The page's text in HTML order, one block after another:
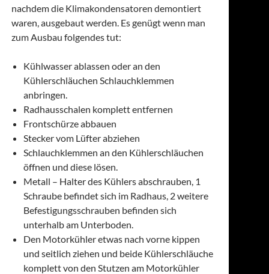
nachdem die Klimakondensatoren demontiert
waren, ausgebaut werden. Es genügt wenn man
zum Ausbau folgendes tut:
Kühlwasser ablassen oder an den
Kühlerschläuchen Schlauchklemmen
anbringen.
Radhausschalen komplett entfernen
Frontschürze abbauen
Stecker vom Lüfter abziehen
Schlauchklemmen an den Kühlerschläuchen
öffnen und diese lösen.
Metall – Halter des Kühlers abschrauben, 1
Schraube befindet sich im Radhaus, 2 weitere
Befestigungsschrauben befinden sich
unterhalb am Unterboden.
Den Motorkühler etwas nach vorne kippen
und seitlich ziehen und beide Kühlerschläuche
komplett von den Stutzen am Motorkühler